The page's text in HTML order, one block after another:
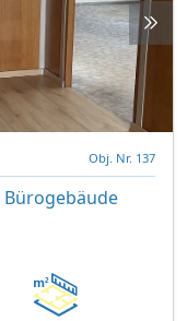
Obj. Nr. 137